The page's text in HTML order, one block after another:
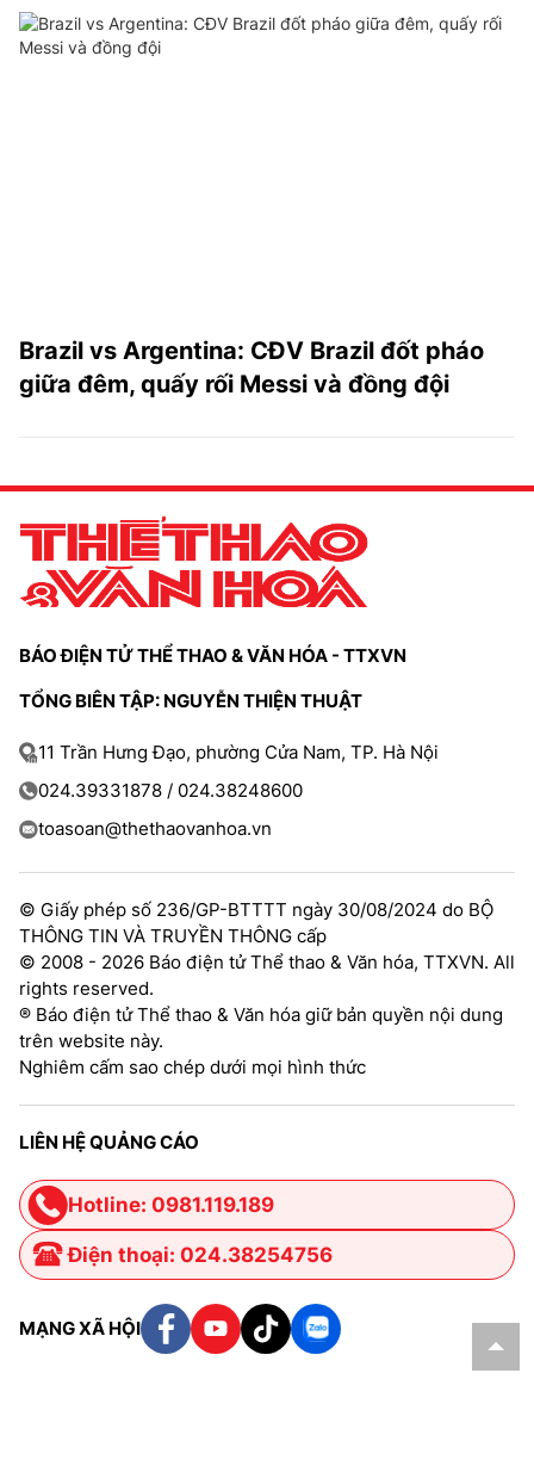
Brazil vs Argentina: CĐV Brazil đốt pháo
giữa đêm, quấy rối Messi và đồng đội
BÁO ĐIỆN TỬ THỂ THAO & VĂN HÓA - TTXVN
TỔNG BIÊN TẬP: NGUYỄN THIỆN THUẬT
11 Trần Hưng Đạo, phường Cửa Nam, TP. Hà Nội
024.39331878 / 024.38248600
toasoan@thethaovanhoa.vn
© Giấy phép số 236/GP-BTTTT ngày 30/08/2024 do BỘ
THÔNG TIN VÀ TRUYỀN THÔNG cấp
© 2008 - 2026 Báo điện tử Thể thao & Văn hóa, TTXVN. All
rights reserved.
® Báo điện tử Thể thao & Văn hóa giữ bản quyền nội dung
trên website này.
Nghiêm cấm sao chép dưới mọi hình thức
LIÊN HỆ QUẢNG CÁO
Hotline: 0981.119.189
Điện thoại: 024.38254756
MẠNG XÃ HỘI